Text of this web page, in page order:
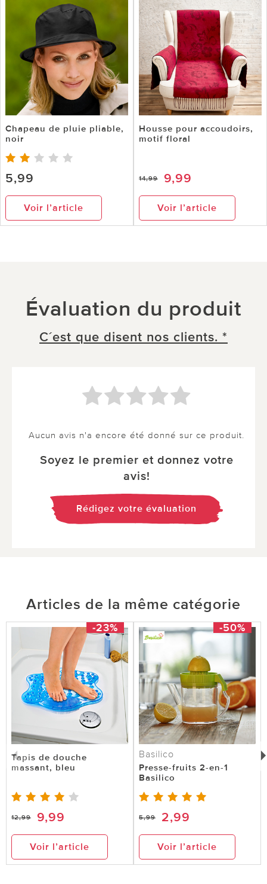
Chapeau de pluie pliable,
noir
5,99
Voir l’article
Housse pour accoudoirs,
motif floral
14,99 9,99
Voir l’article
Évaluation du produit
C´est que disent nos clients. *
Aucun avis n'a encore été donné sur ce produit.
Soyez le premier et donnez votre
avis!
Rédigez votre évaluation
Articles de la même catégorie
-23%
Tapis de douche
massant, bleu
12,99 9,99
Voir l’article
-50%
Basilico
Presse-fruits 2-en-1
Basilico
5,99 2,99
Voir l’article